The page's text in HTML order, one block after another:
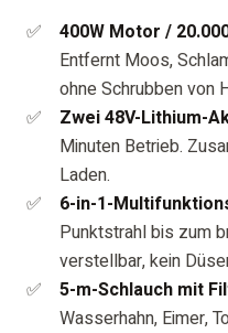
400W Motor /
Entfernt Moos,
ohne Schrubben von
Zwei 48V-Lithium-
Minuten Betrieb.
Laden.
6-in-1-
Punktstrahl bis zum
verstellbar, kein
5-m-Schlauch mit
Wasserhahn, Eimer,